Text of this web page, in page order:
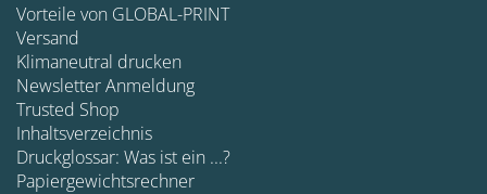
Vorteile von GLOBAL-PRINT
Versand
Klimaneutral drucken
Newsletter Anmeldung
Trusted Shop
Inhaltsverzeichnis
Druckglossar: Was ist ein ...?
Papiergewichtsrechner